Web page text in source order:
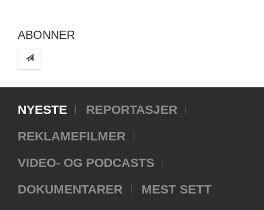
ABONNER
NYESTE
REPORTASJER
REKLAMEFILMER
VIDEO- OG PODCASTS
DOKUMENTARER
MEST SETT